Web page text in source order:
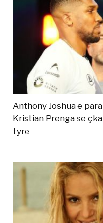
Anthony Joshua e
Kristian Prenga se
tyre